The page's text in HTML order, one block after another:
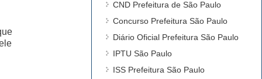
CND Prefeitura de São Paulo
Concurso Prefeitura São Paulo
Diário Oficial Prefeitura São Paulo
IPTU São Paulo
ISS Prefeitura São Paulo